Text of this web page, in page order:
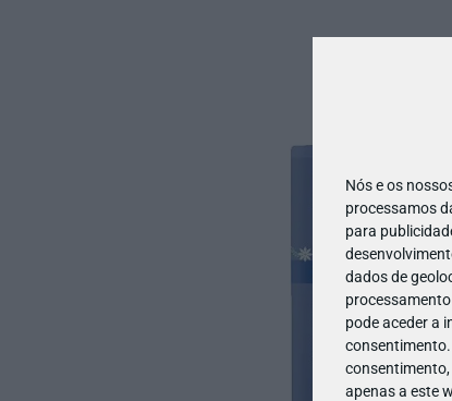
Nós e os
processamos
para
dados de
pode aceder a
consentimento.
apenas a este